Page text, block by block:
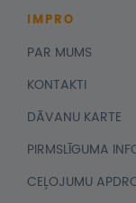
IMPRO
PAR MUMS
KONTAKTI
DĀVANU KARTE
PIRMSLĪGUMA
CEĻOJUMU